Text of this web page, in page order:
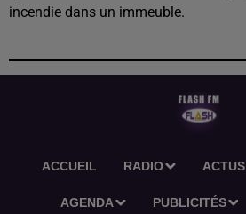
incendie dans un immeuble.
ACCUEIL RADIO ACTUS
AGENDA PUBLICITÉS